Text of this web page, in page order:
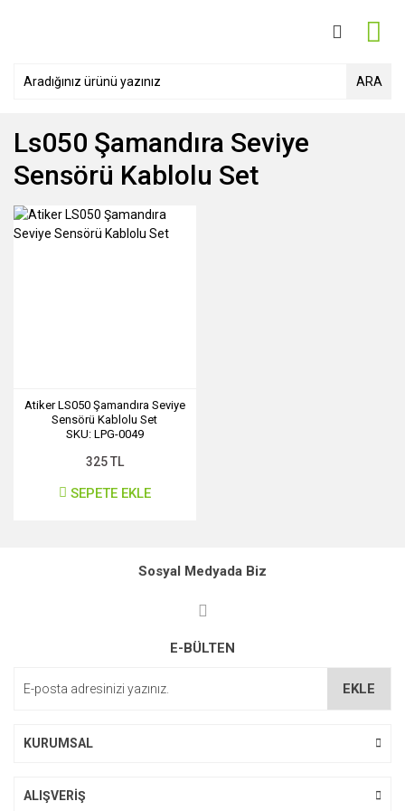
ARA
Ls050 Şamandıra Seviye
Sensörü Kablolu Set
Atiker LS050 Şamandıra Seviye
Sensörü Kablolu Set
SKU: LPG-0049
325 TL
SEPETE EKLE
Sosyal Medyada Biz
E-BÜLTEN
EKLE
KURUMSAL
ALIŞVERİŞ